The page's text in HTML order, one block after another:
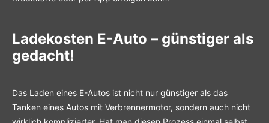
Ladekosten E-Auto – günstiger als
gedacht!
Das Laden eines E-Autos ist nicht nur günstiger als das
Tanken eines Autos mit Verbrennermotor, sondern auch nicht